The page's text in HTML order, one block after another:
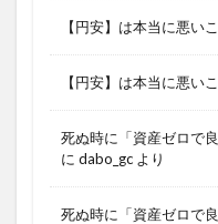
【円安】は本当に悪い
【円安】は本当に悪い
死ぬ時に「資産ゼロで
に dabo_gc より
死ぬ時に「資産ゼロで